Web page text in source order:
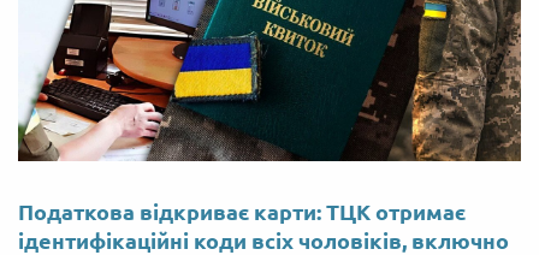
Податкова відкриває карти: ТЦК отримає
ідентифікаційні коди всіх чоловіків, включно